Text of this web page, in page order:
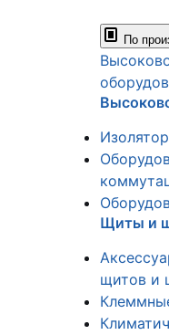
По
Щиты и
щитов и